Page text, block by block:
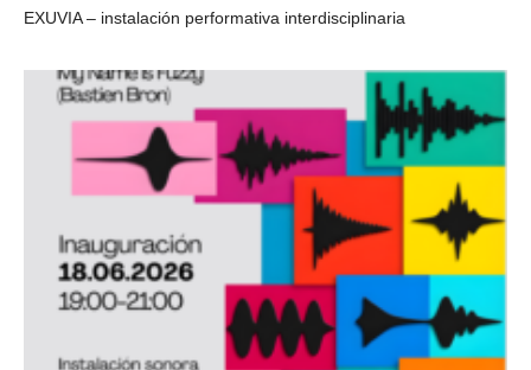
EXUVIA – instalación performativa interdisciplinaria